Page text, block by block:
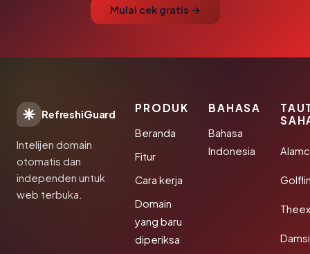
Mulai cek gratis →
RefreshiGuard
Intelijen domain
otomatis dan
independen untuk
web terbuka.
PRODUK
Beranda
Fitur
Cara kerja
Domain
yang baru
diperiksa
BAHASA
Bahasa
Indonesia